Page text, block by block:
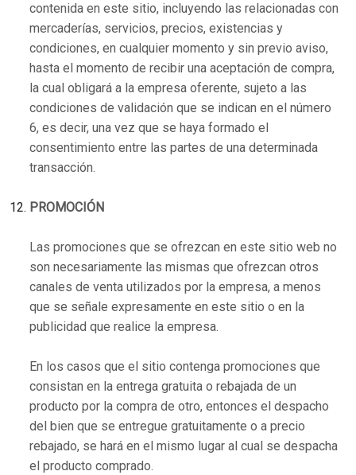
contenida en este sitio, incluyendo las relacionadas con
mercaderías, servicios, precios, existencias y
condiciones, en cualquier momento y sin previo aviso,
hasta el momento de recibir una aceptación de compra,
la cual obligará a la empresa oferente, sujeto a las
condiciones de validación que se indican en el número
6, es decir, una vez que se haya formado el
consentimiento entre las partes de una determinada
transacción.
PROMOCIÓN
Las promociones que se ofrezcan en este sitio web no
son necesariamente las mismas que ofrezcan otros
canales de venta utilizados por la empresa, a menos
que se señale expresamente en este sitio o en la
publicidad que realice la empresa.
En los casos que el sitio contenga promociones que
consistan en la entrega gratuita o rebajada de un
producto por la compra de otro, entonces el despacho
del bien que se entregue gratuitamente o a precio
rebajado, se hará en el mismo lugar al cual se despacha
el producto comprado.